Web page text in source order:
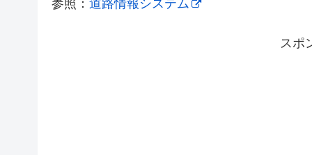
参照： 道路情報システム
スポ